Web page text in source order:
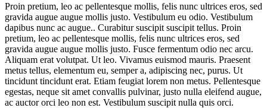
Proin pretium, leo ac pellentesque mollis, felis nunc ultrices eros, sed
gravida augue augue mollis justo. Vestibulum eu odio. Vestibulum
dapibus nunc ac augue.. Curabitur suscipit suscipit tellus. Proin
pretium, leo ac pellentesque mollis, felis nunc ultrices eros, sed
gravida augue augue mollis justo. Fusce fermentum odio nec arcu.
Aliquam erat volutpat. Ut leo. Vivamus euismod mauris. Praesent
metus tellus, elementum eu, semper a, adipiscing nec, purus. Ut
tincidunt tincidunt erat. Etiam feugiat lorem non metus. Pellentesque
egestas, neque sit amet convallis pulvinar, justo nulla eleifend augue,
ac auctor orci leo non est. Vestibulum suscipit nulla quis orci.